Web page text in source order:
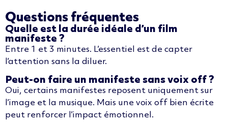
Questions fréquentes
Quelle est la durée idéale d’un film
manifeste ?
Entre 1 et 3 minutes. L’essentiel est de capter
l’attention sans la diluer.
Peut-on faire un manifeste sans voix off ?
Oui, certains manifestes reposent uniquement sur
l’image et la musique. Mais une voix off bien écrite
peut renforcer l’impact émotionnel .